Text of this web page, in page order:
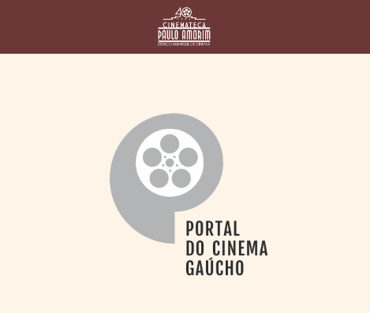
PAULO AMORIM
> HOMENAGEADOS
> ASSOCIAÇÃO DOS
> BIBLIOTECA
ROMEU GRIMALDI